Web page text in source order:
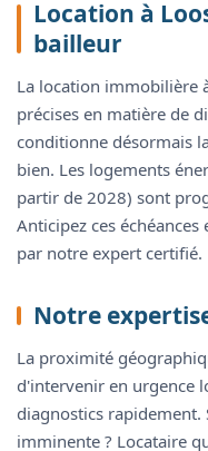
Location à
bailleur
La location immobilière
précises en matière de
conditionne désormais
bien. Les logements
partir de 2028) sont
Anticipez ces
par notre expert certifié.
Notre
La proximité
d'intervenir en urgence
diagnostics rapidement.
imminente ? Locataire